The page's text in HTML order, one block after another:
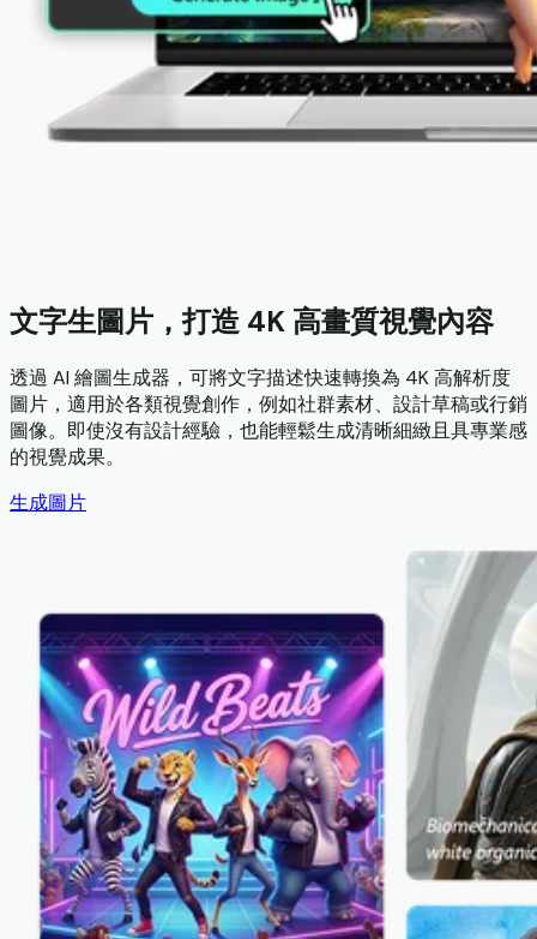
文字生圖片，打造 4K 高畫質視覺內容
透過 AI 繪圖生成器，可將文字描述快速轉換為 4K 高解析度
圖片，適用於各類視覺創作，例如社群素材、設計草稿或行銷
圖像。即使沒有設計經驗，也能輕鬆生成清晰細緻且具專業感
的視覺成果。
生成圖片